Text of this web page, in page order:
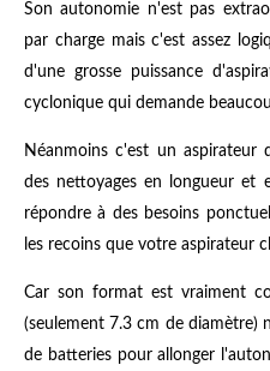
Son autonomie n'est pas
par charge mais c'est assez
d'une grosse puissance
cyclonique qui demande
Néanmoins c'est un
des nettoyages en longueur et
répondre à des besoins
les recoins que votre aspirateur
Car son format est vraiment
(seulement 7.3 cm de
de batteries pour allonger